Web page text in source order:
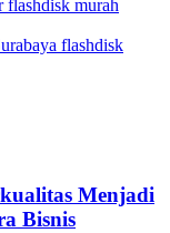
flashdisk murah
flashdisk
Menjadi
Bisnis